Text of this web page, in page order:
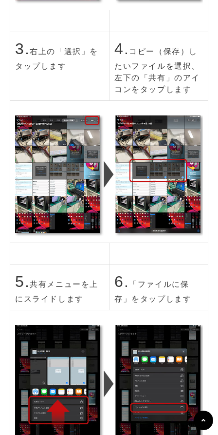
3.右上の「選択」を
タップします
4. コピー（保存）し
たいファイルを選択、
左下の「共有」のアイ
コンをタップします
5.共有メニューを上
にスライドします
6.
「ファイルに保
存」をタップします